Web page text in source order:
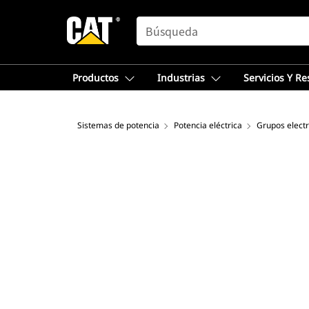
SEARCH
Productos Industrias Servicios Y
Sistemas de potencia Potencia eléctrica Grupos